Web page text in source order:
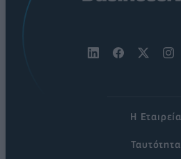
Η Εταιρεία
Ταυτότητα